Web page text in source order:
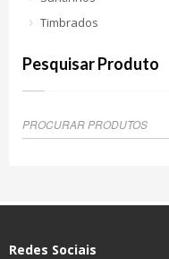
Timbrados
Pesquisar Produto
Redes Sociais